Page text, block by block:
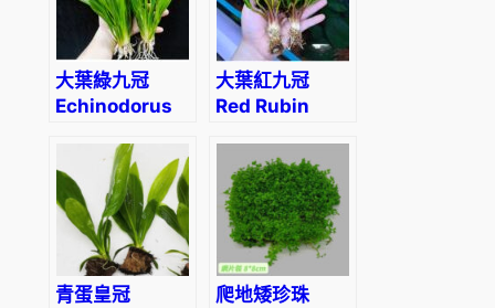
大葉綠九冠
Echinodorus
大葉紅九冠
Red Rubin
rubin)
青蛋皇冠
爬地矮珍珠